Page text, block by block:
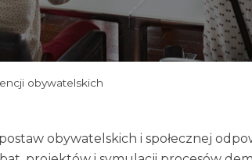
obywatelskich
obywatelskich i społecznej